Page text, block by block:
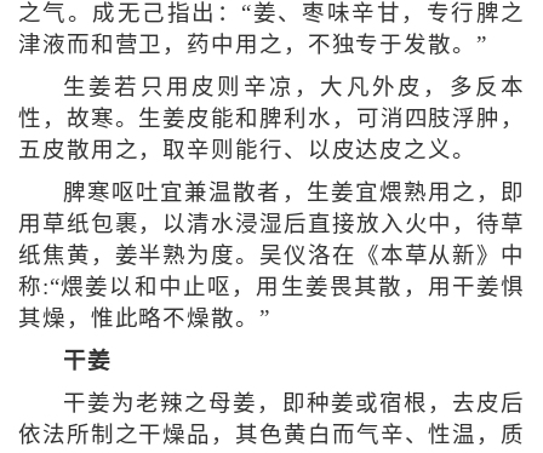
之气。成无己指出：“姜、枣味辛甘，专行脾之
津液而和营卫，药中用之，不独专于发散。”
生姜若只用皮则辛凉，大凡外皮，多反本
性，故寒。生姜皮能和脾利水，可消四肢浮肿，
五皮散用之，取辛则能行、以皮达皮之义。
脾寒呕吐宜兼温散者，生姜宜煨熟用之，即
用草纸包裹，以清水浸湿后直接放入火中，待草
纸焦黄，姜半熟为度。吴仪洛在《本草从新》中
称:“煨姜以和中止呕，用生姜畏其散，用干姜惧
其燥，惟此略不燥散。”
干姜
干姜为老辣之母姜，即种姜或宿根，去皮后
依法所制之干燥品，其色黄白而气辛、性温，质